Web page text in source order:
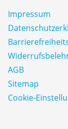
Impressum
AGB
Sitemap
Cookie-